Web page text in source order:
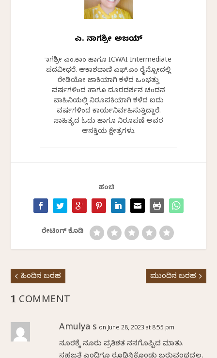
ಎಸ್. ನಾಗಶ್ರೀ ಅಜಯ್
ನಾಗಶ್ರೀ ಎಂ.ಕಾಂ ಹಾಗೂ ICWAI Intermediate
ಪದವೀಧರೆ. ಆಕಾಶವಾಣಿ ಎಫ್.ಎಂ ರೈನ್ಬೋದಲ್ಲಿ
ರೇಡಿಯೋ ಜಾಕಿಯಾಗಿ ಕಳೆದ ಒಂಭತ್ತು
ವರ್ಷಗಳಿಂದ ಹಾಗೂ ದೂರದರ್ಶನ ಚಂದನ
ವಾಹಿನಿಯಲ್ಲಿ ನಿರೂಪಕಿಯಾಗಿ ಕಳೆದ ಐದು
ವರ್ಷಗಳಿಂದ ಕಾರ್ಯನಿರ್ವಹಿಸುತ್ತಿದ್ದಾರೆ.
ಸಾಹಿತ್ಯದ ಓದು ಹಾಗೂ ನಿರೂಪಣೆ ಅವರ
ಆಸಕ್ತಿಯ ಕ್ಷೇತ್ರಗಳು.
ಹಂಚಿ
ರೇಟಿಂಗ್ ಕೊಡಿ
ಹಿಂದಿನ ಬರಹ ಮುಂದಿನ ಬರಹ
1 COMMENT
Amulya s on June 28, 2023 at 8:55 pm
ನೂರಕ್ಕೆ ನೂರು ಪ್ರತಿಶತ ನನಗೊಪ್ಪಿದ ಮಾತು.